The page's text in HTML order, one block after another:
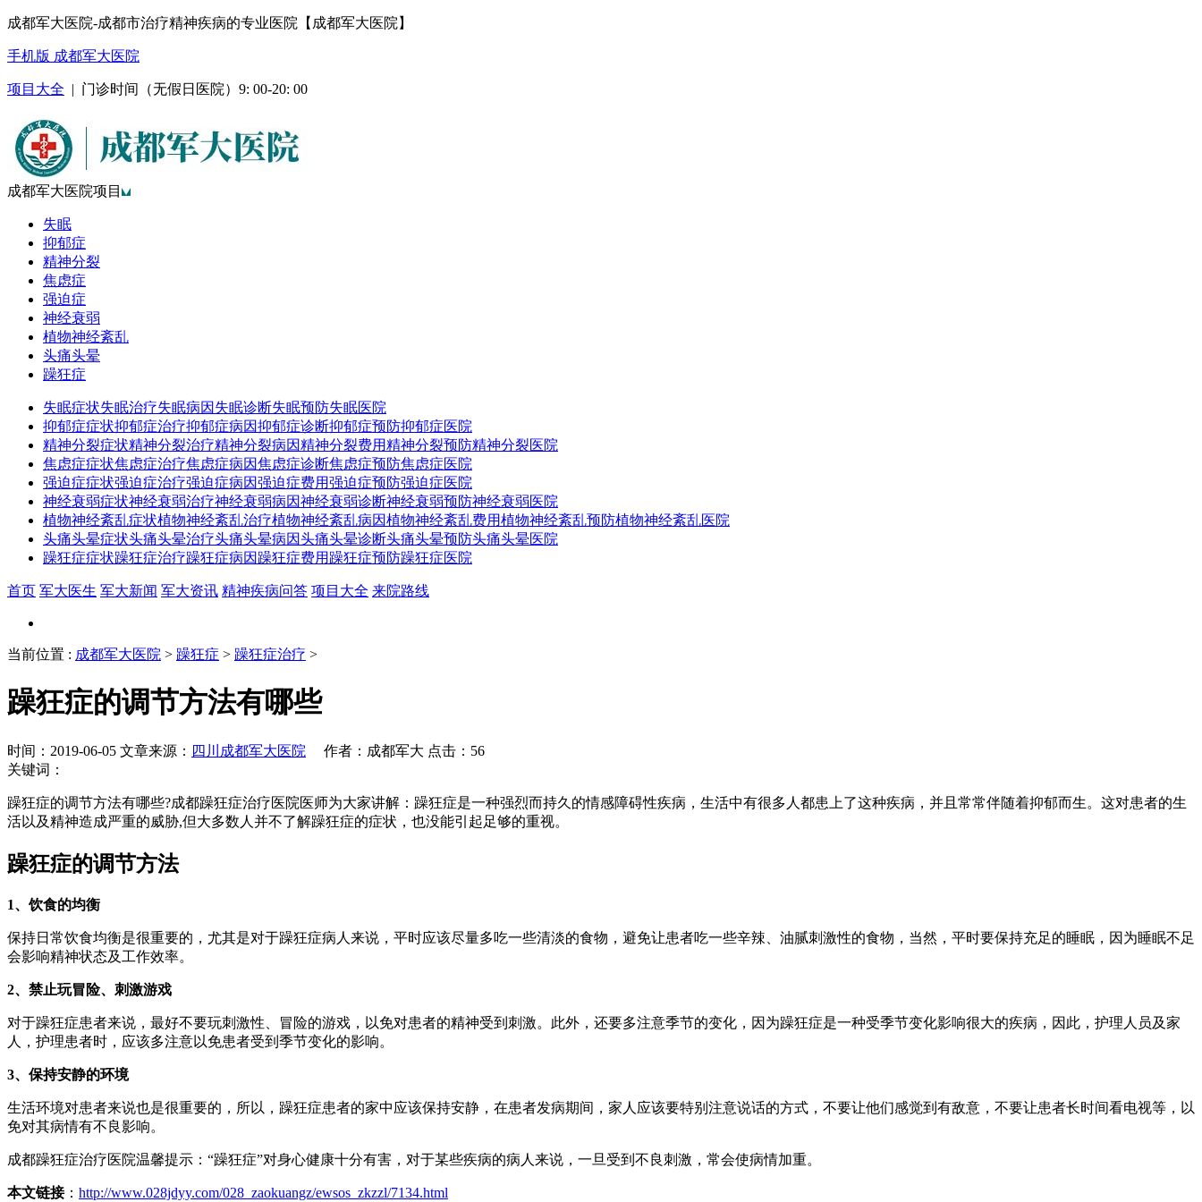
成都军大医院-成都市治疗精神疾病的专业医院【成都军大医院】
手机版 成都军大医院
项目大全 | 门诊时间（无假日医院）9: 00-20: 00
成都军大医院项目
失眠
抑郁症
精神分裂
焦虑症
强迫症
神经衰弱
植物神经紊乱
头痛头晕
躁狂症
失眠症状失眠治疗失眠病因 失眠诊断失眠预防失眠医院
抑郁症症状抑郁症治疗抑郁症病因抑郁症诊断抑郁症预防抑郁症医院
精神分裂症状精神分裂治疗精神分裂病因精神分裂费用精神分裂预防精神分裂医院
焦虑症症状焦虑症治疗焦虑症病因焦虑症诊断焦虑症预防焦虑症医院
强迫症症状强迫症治疗强迫症病因强迫症费用强迫症预防强迫症医院
神经衰弱症状神经衰弱治疗神经衰弱病因神经衰弱诊断神经衰弱预防神经衰弱医院
植物神经紊乱症状植物神经紊乱治疗植物神经紊乱病因植物神经紊乱费用植物神经紊乱预防植物神经紊乱医院
头痛头晕症状头痛头晕治疗头痛头晕病因头痛头晕诊断头痛头晕预防头痛头晕医院
躁狂症症状躁狂症治疗躁狂症病因 躁狂症费用 躁狂症预防躁狂症医院
首页 军大医生 军大新闻 军大资讯 精神疾病问答 项目大全 来院路线
当前位置 : 成都军大医院 > 躁狂症 > 躁狂症治疗 >
躁狂症的调节方法有哪些
时间：2019-06-05 文章来源： 四川成都军大医院 作者：成都军大 点击：56
关键词：
躁狂症的调节方法有哪些?成都躁狂症治疗医院医师为大家讲解：躁狂症是一种强烈而持久的情感障碍性疾病，生活中有很多人都患上了这种疾病，并且常常伴随着抑郁而生。这对患者的生
活以及精神造成严重的威胁,但大多数人并不了解躁狂症的症状，也没能引起足够的重视。
躁狂症的调节方法
1、饮食的均衡
保持日常饮食均衡是很重要的，尤其是对于躁狂症病人来说，平时应该尽量多吃一些清淡的食物，避免让患者吃一些辛辣、油腻刺激性的食物，当然，平时要保持充足的睡眠，因为睡眠不足
会影响精神状态及工作效率。
2、禁止玩冒险、刺激游戏
对于躁狂症患者来说，最好不要玩刺激性、冒险的游戏，以免对患者的精神受到刺激。此外，还要多注意季节的变化，因为躁狂症是一种受季节变化影响很大的疾病，因此，护理人员及家
人，护理患者时，应该多注意以免患者受到季节变化的影响。
3、保持安静的环境
生活环境对患者来说也是很重要的，所以，躁狂症患者的家中应该保持安静，在患者发病期间，家人应该要特别注意说话的方式，不要让他们感觉到有敌意，不要让患者长时间看电视等，以
免对其病情有不良影响。
成都躁狂症治疗医院温馨提示：“躁狂症”对身心健康十分有害，对于某些疾病的病人来说，一旦受到不良刺激，常会使病情加重。
本文链接： http://www.028jdyy.com/028_zaokuangz/ewsos_zkzzl/7134.html